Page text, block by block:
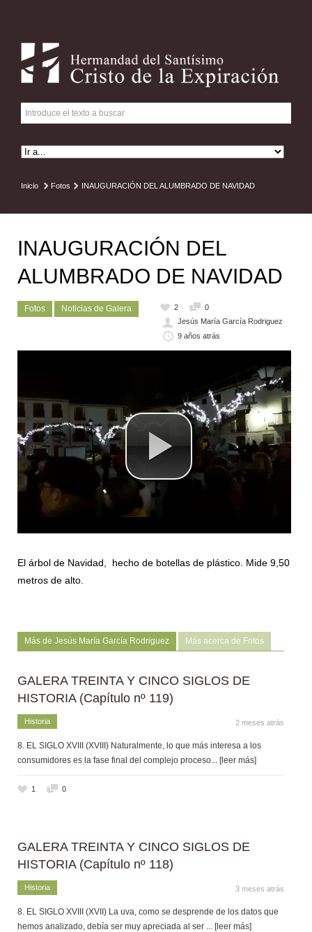
Inicio Fotos INAUGURACIÓN DEL ALUMBRADO DE NAVIDAD
INAUGURACIÓN DEL
ALUMBRADO DE NAVIDAD
Fotos Noticias de Galera 2
0
Jesús María García Rodriguez
9 años atrás
El árbol de Navidad, hecho de botellas de plástico. Mide 9,50
metros de alto.
Más de Jesús María García Rodriguez Más acerca de Fotos
GALERA TREINTA Y CINCO SIGLOS DE
HISTORIA (Capítulo nº 119)
Historia 2 meses atrás
8. EL SIGLO XVIII (XVIII) Naturalmente, lo que más interesa a los
consumidores es la fase final del complejo proceso ... [leer más]
1 0
GALERA TREINTA Y CINCO SIGLOS DE
HISTORIA (Capítulo nº 118)
Historia 3 meses atrás
8. EL SIGLO XVIII (XVII) La uva, como se desprende de los datos que
hemos analizado, debía ser muy apreciada al ser
... [leer más]